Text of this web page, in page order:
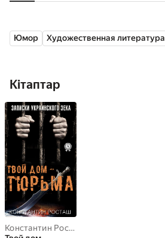
Юмор Художественная литература
Кітаптар
Константин Росташ